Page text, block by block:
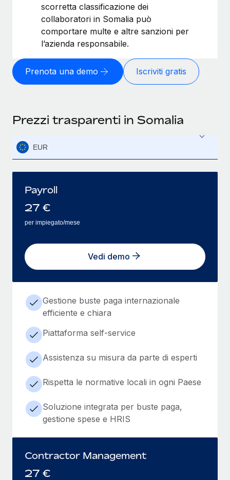
scorretta classificazione dei
collaboratori in Somalia può
comportare multe e altre sanzioni per
l’azienda responsabile.
Prenota una demo Iscriviti gratis
Prezzi trasparenti in Somalia
EUR
Payroll
27 €
per impiegato/mese
Vedi demo
Gestione buste paga internazionale
efficiente e chiara
Piattaforma self-service
Assistenza su misura da parte di esperti
Rispetta le normative locali in ogni Paese
Soluzione integrata per buste paga,
gestione spese e HRIS
Contractor Management
27 €